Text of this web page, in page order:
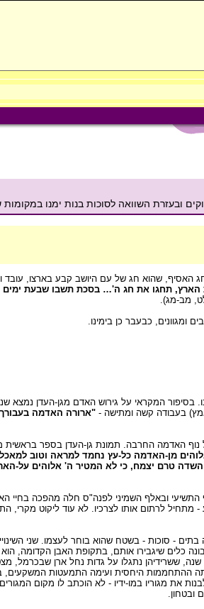
ובעזרת השוואה לסוכות בנות ימנו במקומות
שהוא חג של עם היושב קבע בארצו, עובד
תחגו את חג ה'… בסכת תשבו שבעת ימים
מב-מג).
כבעבר כן בימינו.
המקראי על גירוש האדם מגן-העדן נמצא שני
בעבודה קשה ומתישה - "ארורה האדמה
נוף האדמה החרבה. תמונת גן-העדן בספר
מן-האדמה כל-עץ נחמד למראה וטוב
טרם יצמח, כי לא המטיר ה' אלוהים על-
ובאלף השמיני לפנה"ס חלה מהפכה בחיי
לרתום אותו לצרכיו. לא עוד ליקוט מקרי,
- סוכות - בשטח שהוא בוחר לעצמו. שני
כלים שיגבירו אותם, בתקופת האבן הקדומה,
ששרידיהן נתגלו על גדות נחל ארן שבכרמל,
ההתחממות היחסית ועימה התמעטות
את מגוריו במו-ידיו - לא הוכתב לו מקום
ובטחון.